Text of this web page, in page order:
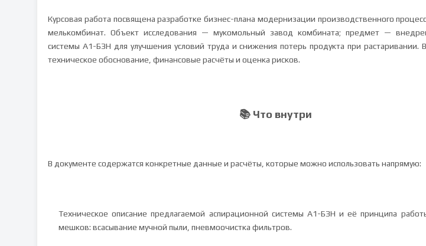
Курсовая работа посвящена разработке бизнес-плана модернизации производственного
мелькомбинат. Объект исследования — мукомольный завод комбината; предмет —
системы А1-БЗН для улучшения условий труда и снижения потерь продукта при растаривании.
техническое обоснование, финансовые расчёты и оценка рисков.
📚 Что внутри
В документе содержатся конкретные данные и расчёты, которые можно использовать напрямую:
Техническое описание предлагаемой аспирационной системы А1-БЗН и её принципа
мешков: всасывание мучной пыли, пневмоочистка фильтров.